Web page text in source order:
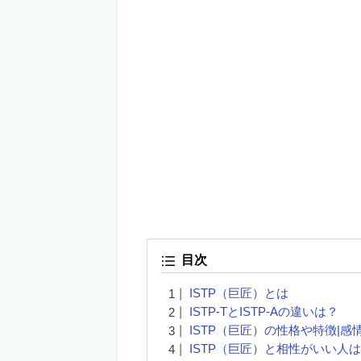
目次
ISTP（巨匠）とは
ISTP-TとISTP-Aの違いは？
ISTP（巨匠）の性格や特徴|感
ISTP（巨匠）と相性がいい人は